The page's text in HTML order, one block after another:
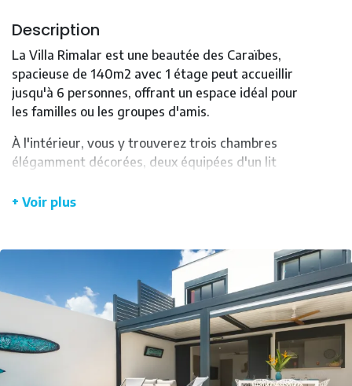
Description
La Villa Rimalar est une beautée des Caraïbes,
spacieuse de 140m2 avec 1 étage peut accueillir
jusqu'à 6 personnes, offrant un espace idéal pour
les familles ou les groupes d'amis.
À l'intérieur, vous y trouverez trois chambres
élégamment décorées, deux équipées d'un lit
paisible. Deux salles de bain ajoutent un confort
terrasse extérieure offre un cadre idyllique pour les
Le style de la Villa Rimalar est imprégné d'une
touche de bleu, rappelant la mer des Caraïbes. La
décoration soignée crée une atmosphère
+ Voir plus